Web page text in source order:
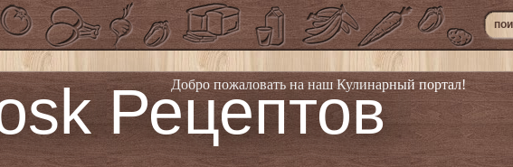
Добро пожаловать на наш Кулинарный портал!
Рецептов